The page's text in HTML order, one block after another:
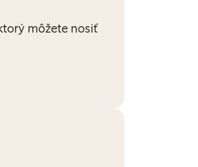
môžete nosiť